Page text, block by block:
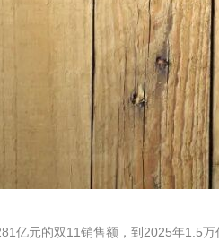
亿元的双11销售额，到2025年1.5